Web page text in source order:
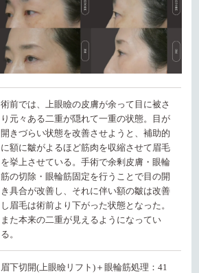
術前では、上眼瞼の皮膚が余って目に被さ
り元々ある二重が隠れて一重の状態。目が
開きづらい状態を改善させようと、補助的
に額に皺がよるほど筋肉を収縮させて眉毛
を挙上させている。手術で余剰皮膚・眼輪
筋の切除・眼輪筋固定を行うことで目の開
き具合が改善し、それに伴い額の皺は改善
し眉毛は術前より下がった状態となった。
また本来の二重が見えるようになってい
る。
眉下切開(上眼瞼リフト)＋眼輪筋処理：41